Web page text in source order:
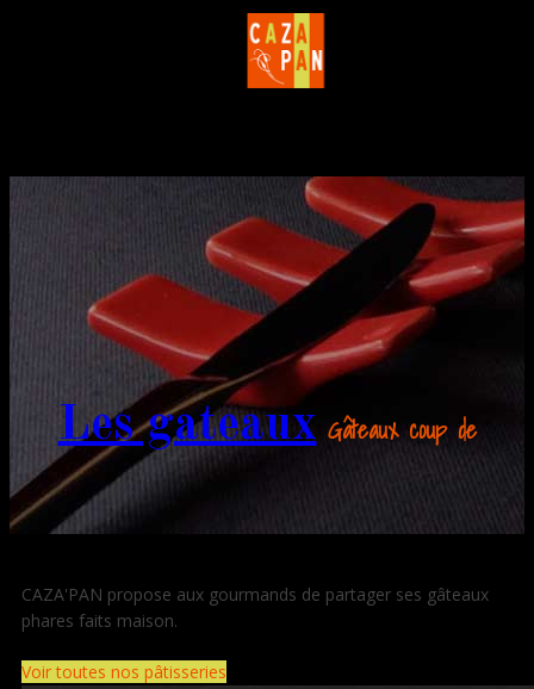
Les gateaux Gâteaux coup de
CAZA'PAN propose aux gourmands de partager ses gâteaux
phares faits maison.
Voir toutes nos pâtisseries